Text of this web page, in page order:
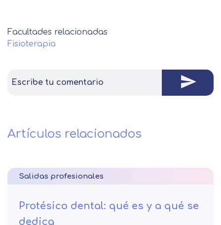
Facultades relacionadas
Fisioterapia
Escribe tu comentario
Artículos relacionados
Salidas profesionales
Protésico dental: qué es y a qué se
dedica